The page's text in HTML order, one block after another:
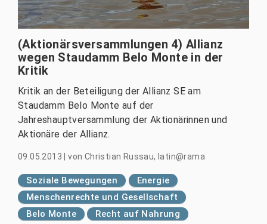
(Aktionärsversammlungen 4) Allianz
wegen Staudamm Belo Monte in der
Kritik
Kritik an der Beteiligung der Allianz SE am
Staudamm Belo Monte auf der
Jahreshauptversammlung der Aktionärinnen und
Aktionäre der Allianz.
09.05.2013 |von Christian Russau, latin@rama
Soziale Bewegungen
Energie
Menschenrechte und Gesellschaft
Belo Monte
Recht auf Nahrung